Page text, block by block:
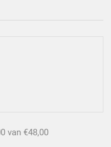
van €48,00